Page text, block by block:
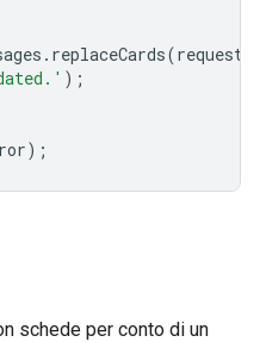
. replaceCards(request
);
);
schede per conto di un